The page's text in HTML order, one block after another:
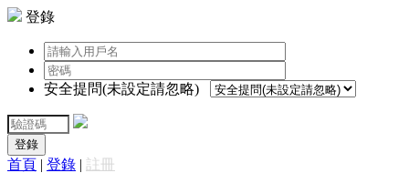
登錄
安全提問(未設定請忽略)
登錄
首頁 | 登錄 | 註冊